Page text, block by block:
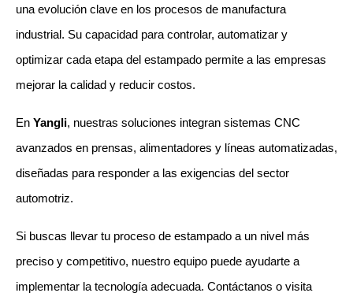
una evolución clave en los procesos de manufactura
industrial. Su capacidad para controlar, automatizar y
optimizar cada etapa del estampado permite a las empresas
mejorar la calidad y reducir costos.
En Yangli, nuestras soluciones integran sistemas CNC
avanzados en prensas, alimentadores y líneas automatizadas,
diseñadas para responder a las exigencias del sector
automotriz.
Si buscas llevar tu proceso de estampado a un nivel más
preciso y competitivo, nuestro equipo puede ayudarte a
implementar la tecnología adecuada. Contáctanos o visita